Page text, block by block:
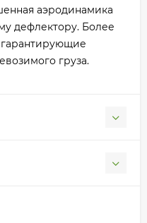
аэродинамика
дефлектору. Более
груза.